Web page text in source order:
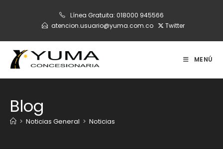
Línea Gratuita: 018000 945566
atencion.usuario@yuma.com.co
Twitter
MENÚ
Blog
> Noticias General > Noticias